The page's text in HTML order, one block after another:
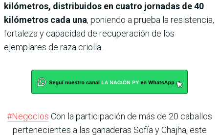
kilómetros, distribuidos en cuatro jornadas de 40
kilómetros cada una, poniendo a prueba la resistencia,
fortaleza y capacidad de recuperación de los
ejemplares de raza criolla.
#Negocios Con la participación de más de 20 caballos
pertenecientes a las ganaderas Sofía y Chajha, este